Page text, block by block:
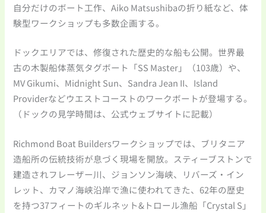
自分だけのボート工作、Aiko Matsushibaの折り紙など、体
験型ワークショップも多数企画する。
ドックエリアでは、修復された歴史的な船も公開。世界最
古の木製船体蒸気タグボート「SS Master」（103歳）や、
MV Gikumi、Midnight Sun、Sandra Jean II、Island
Providerなどウエストコーストのワークボートが登場する。
（ドックの見学時間は、公式ウェブサイトに記載）
Richmond Boat Buildersワークショップでは、ブリタニア
造船所の伝統技術が息づく現場を開放。スティーブストンで
建造されフレーザー川、ジョンソン海峡、リバーズ・イン
レット、カマノ海峡沿岸で漁に使われてきた、62年の歴史
を持つ37フィートのギルネット&トロール漁船「Crystal S」